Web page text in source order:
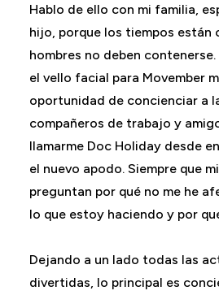
Hablo de ello con mi familia,
hijo, porque los tiempos están
hombres no deben
el vello facial para Movember
oportunidad de concienciar a
compañeros de trabajo y
llamarme Doc Holiday desde
el nuevo apodo. Siempre que
preguntan por qué no me he
lo que estoy haciendo y por
Dejando a un lado todas las
divertidas, lo principal es